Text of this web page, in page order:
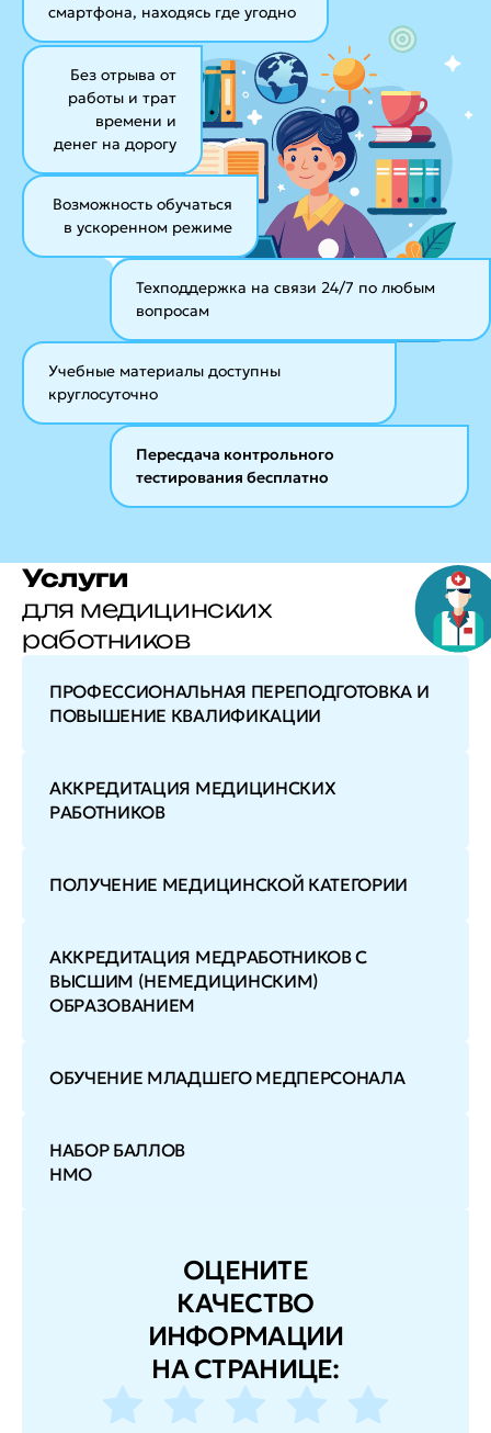
смартфона, находясь где угодно
Возможность обучаться
в ускоренном режиме
Без отрыва от
работы и трат
времени и
денег на дорогу
Техподдержка на связи 24/7 по любым
вопросам
Учебные материалы доступны
круглосуточно
Пересдача контрольного
тестирования бесплатно
Услуги
для медицинских
работников
ПРОФЕССИОНАЛЬНАЯ ПЕРЕПОДГОТОВКА И
ПОВЫШЕНИЕ КВАЛИФИКАЦИИ
АККРЕДИТАЦИЯ МЕДИЦИНСКИХ
РАБОТНИКОВ
ПОЛУЧЕНИЕ МЕДИЦИНСКОЙ КАТЕГОРИИ
АККРЕДИТАЦИЯ МЕДРАБОТНИКОВ С
ВЫСШИМ (НЕМЕДИЦИНСКИМ)
ОБРАЗОВАНИЕМ
ОБУЧЕНИЕ МЛАДШЕГО МЕДПЕРСОНАЛА
НАБОР БАЛЛОВ
НМО
ОЦЕНИТЕ
КАЧЕСТВО
ИНФОРМАЦИИ
НА СТРАНИЦЕ: